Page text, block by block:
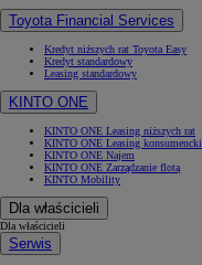
Toyota Financial Services
Kredyt niższych rat Toyota Easy
Kredyt standardowy
Leasing standardowy
KINTO ONE
KINTO ONE Leasing niższych rat
KINTO ONE Leasing konsumencki
KINTO ONE Najem
KINTO ONE Zarządzanie flotą
KINTO Mobility
Dla właścicieli
Dla właścicieli
Serwis